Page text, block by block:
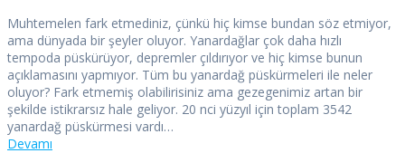
Muhtemelen fark etmediniz, çünkü hiç kimse bundan söz etmiyor,
ama dünyada bir şeyler oluyor. Yanardağlar çok daha hızlı
tempoda püskürüyor, depremler çıldırıyor ve hiç kimse bunun
açıklamasını yapmıyor. Tüm bu yanardağ püskürmeleri ile neler
oluyor? Fark etmemiş olabilirisiniz ama gezegenimiz artan bir
şekilde istikrarsız hale geliyor. 20 nci yüzyıl için toplam 3542
yanardağ püskürmesi vardı…
Devamı